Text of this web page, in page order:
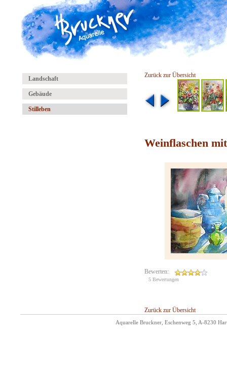
Landschaft
Gebäude
Stilleben
Zurück zur Übersicht
Weinflaschen
Bewerten:
5 Bewertungen
Zurück zur Übersicht
Aquarelle Bruckner, Eschenweg 5, A-8230